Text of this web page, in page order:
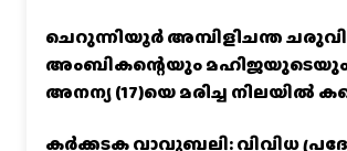
ചെറുന്നിയൂർ അമ്പിളിചന്ത
അംബികന്റെയും
അനന്യ (17)യെ മരിച്ച നിലയിൽ
കര്‍ക്കടക വാവുബലി: വിവിധ